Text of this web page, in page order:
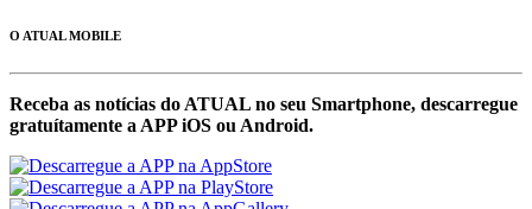
O ATUAL MOBILE
Receba as notícias do ATUAL no seu Smartphone, descarregue
gratuítamente a APP iOS ou Android.